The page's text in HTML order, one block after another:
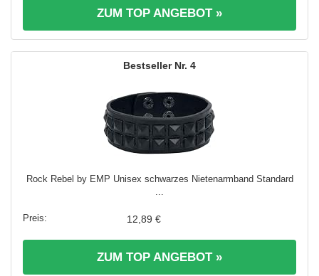
ZUM TOP ANGEBOT »
4
Rock Rebel by EMP Unisex schwarzes Nietenarmband Standard
...
12,89 €
ZUM TOP ANGEBOT »